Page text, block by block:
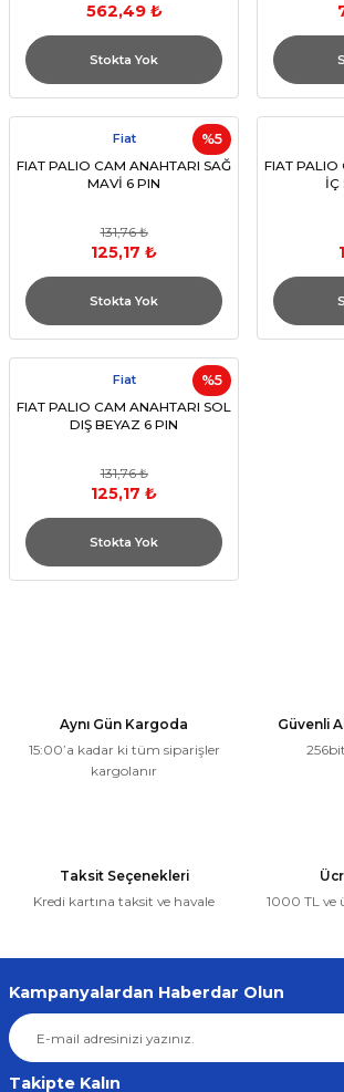
562,49 ₺
Stokta Yok
%5
Fiat
FIAT PALIO CAM ANAHTARI SAĞ
MAVİ 6 PIN
131,76 ₺
125,17 ₺
Stokta Yok
FIAT PALIO
İÇ
%5
Fiat
FIAT PALIO CAM ANAHTARI SOL
DIŞ BEYAZ 6 PIN
131,76 ₺
125,17 ₺
Stokta Yok
Aynı Gün Kargoda
15:00’a kadar ki tüm siparişler
kargolanır
Güvenli
Taksit Seçenekleri
Kredi kartına taksit ve havale
1000 TL ve
Kampanyalardan Haberdar Olun
Takipte Kalın